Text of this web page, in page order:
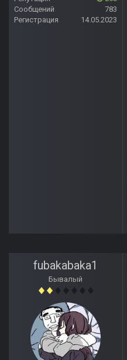
Сообщений
783
Регистрация
14.05.2023
fubakabaka1
Бывалый